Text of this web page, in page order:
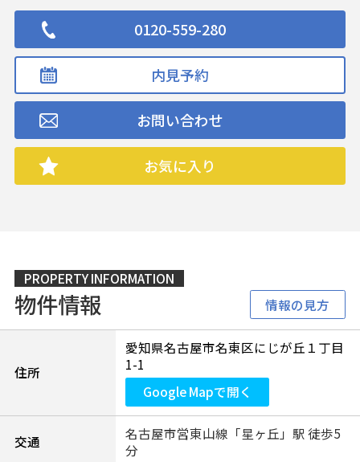
0120-559-280
内見予約
お問い合わせ
お気に入り
PROPERTY INFORMATION
物件情報 情報の見方
住所
愛知県名古屋市名東区にじが丘１丁目
1-1
Google Mapで開く
交通
名古屋市営東山線「星ヶ丘」駅 徒歩5
分